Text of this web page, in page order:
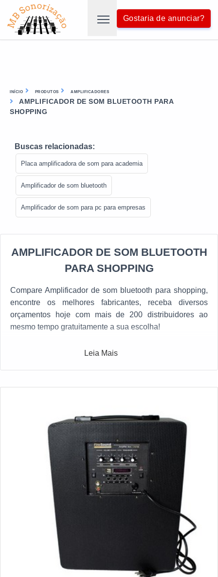
Gostaria de anunciar?
INÍCIO PRODUTOS AMPLIFICADORES
AMPLIFICADOR DE SOM BLUETOOTH PARA
SHOPPING
Buscas relacionadas:
Placa amplificadora de som para academia
Amplificador de som bluetooth
Amplificador de som para pc para empresas
AMPLIFICADOR DE SOM BLUETOOTH
PARA SHOPPING
Compare Amplificador de som bluetooth para shopping,
encontre os melhores fabricantes, receba diversos
orçamentos hoje com mais de 200 distribuidores ao
mesmo tempo gratuitamente a sua escolha!
Leia Mais